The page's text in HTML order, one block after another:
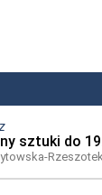
sztuki do
Rzeszotek